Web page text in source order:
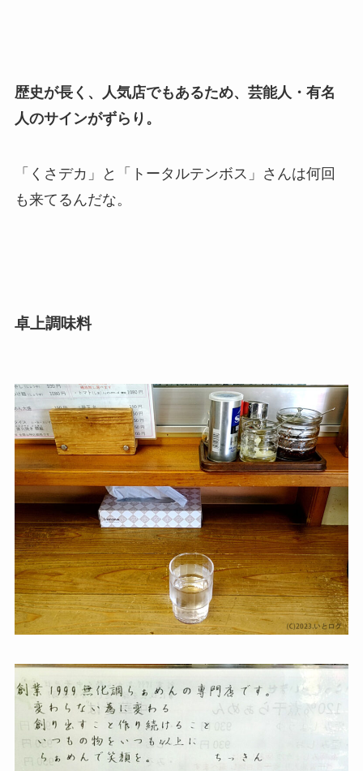
歴史が長く、人気店でもあるため、芸能人・有名
人のサインがずらり。
「くさデカ」と「トータルテンボス」さんは何回
も来てるんだな。
卓上調味料